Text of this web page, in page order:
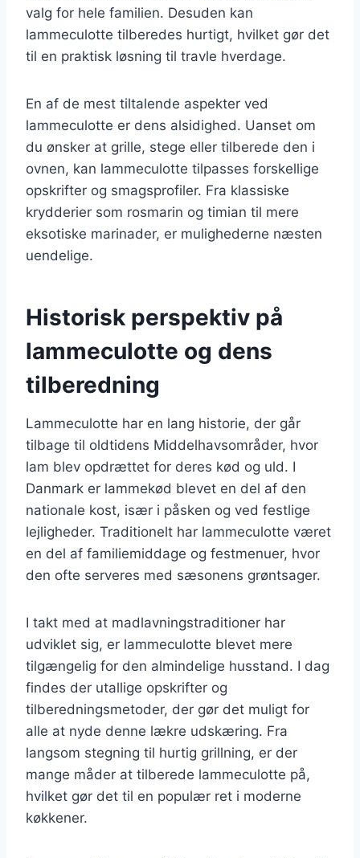
valg for hele familien. Desuden kan
lammeculotte tilberedes hurtigt, hvilket gør det
til en praktisk løsning til travle hverdage.
En af de mest tiltalende aspekter ved
lammeculotte er dens alsidighed. Uanset om
du ønsker at grille, stege eller tilberede den i
ovnen, kan lammeculotte tilpasses forskellige
opskrifter og smagsprofiler. Fra klassiske
krydderier som rosmarin og timian til mere
eksotiske marinader, er mulighederne næsten
uendelige.
Historisk perspektiv på
lammeculotte og dens
tilberedning
Lammeculotte har en lang historie, der går
tilbage til oldtidens Middelhavsområder, hvor
lam blev opdrættet for deres kød og uld. I
Danmark er lammekød blevet en del af den
nationale kost, især i påsken og ved festlige
lejligheder. Traditionelt har lammeculotte været
en del af familiemiddage og festmenuer, hvor
den ofte serveres med sæsonens grøntsager.
I takt med at madlavningstraditioner har
udviklet sig, er lammeculotte blevet mere
tilgængelig for den almindelige husstand. I dag
findes der utallige opskrifter og
tilberedningsmetoder, der gør det muligt for
alle at nyde denne lækre udskæring. Fra
langsom stegning til hurtig grillning, er der
mange måder at tilberede lammeculotte på,
hvilket gør det til en populær ret i moderne
køkkener.